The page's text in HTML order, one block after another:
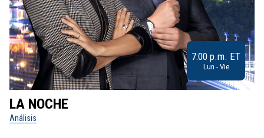
7:00 p.m. ET
Lun - Vie
LA NOCHE
Análisis